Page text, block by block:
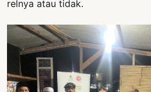
relnya atau tidak.